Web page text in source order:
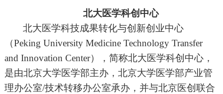
北大医学科创中心
北大医学科技成果转化与创新创业中心
（Peking University Medicine Technology Transfer
and Innovation Center），简称北大医学科创中心，
是由北京大学医学部主办，北京大学医学部产业管
理办公室/技术转移办公室承办，并与北京医创联合